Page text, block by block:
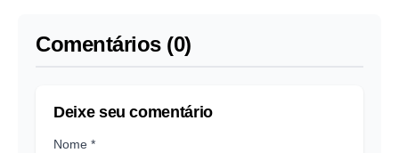
Comentários (0)
Deixe seu comentário
Nome *